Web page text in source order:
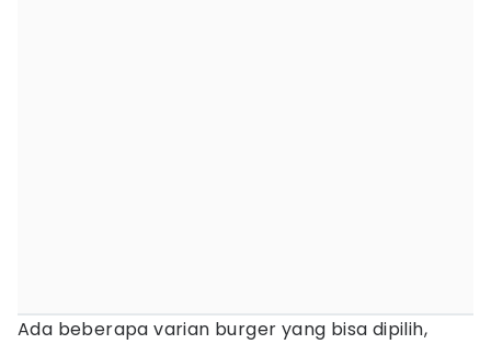
Ada beberapa varian burger yang bisa dipilih,